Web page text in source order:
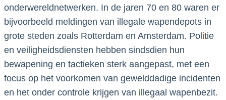
onderwereldnetwerken. In de jaren 70 en 80 waren er
bijvoorbeeld meldingen van illegale wapendepots in
grote steden zoals Rotterdam en Amsterdam. Politie
en veiligheidsdiensten hebben sindsdien hun
bewapening en tactieken sterk aangepast, met een
focus op het voorkomen van gewelddadige incidenten
en het onder controle krijgen van illegaal wapenbezit.